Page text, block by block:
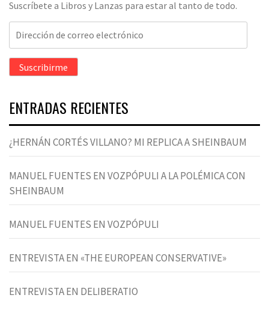
Suscríbete a Libros y Lanzas para estar al tanto de todo.
Dirección
correo
electrónico
Suscribirme
ENTRADAS RECIENTES
¿HERNÁN CORTÉS VILLANO? MI REPLICA A SHEINBAUM
MANUEL FUENTES EN VOZPÓPULI A LA POLÉMICA CON
SHEINBAUM
MANUEL FUENTES EN VOZPÓPULI
ENTREVISTA EN «THE EUROPEAN CONSERVATIVE»
ENTREVISTA EN DELIBERATIO